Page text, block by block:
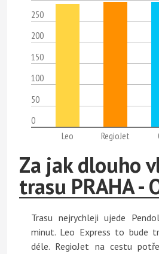
250
200
150
100
50
0
Leo
RegioJet
Za jak dlouho
trasu PRAHA -
Trasu nejrychleji ujede
minut. Leo Express to bude
déle. RegioJet na cestu